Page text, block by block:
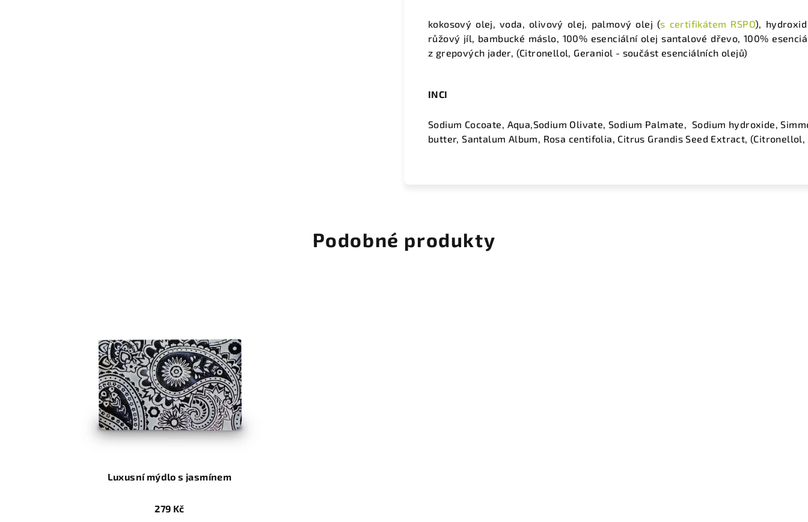
kokosový olej, voda, olivový olej, palmový olej (s certifikátem RSPO),
růžový jíl, bambucké máslo, 100% esenciální olej santalové dřevo, 100%
z grepových jader, (Citronellol, Geraniol - součást esenciálních olejů)
INCI
Sodium Cocoate, Aqua,Sodium Olivate, Sodium Palmate, Sodium hydroxide,
butter, Santalum Album, Rosa centifolia, Citrus Grandis Seed Extract,
Podobné produkty
Luxusní mýdlo s jasmínem
279 Kč